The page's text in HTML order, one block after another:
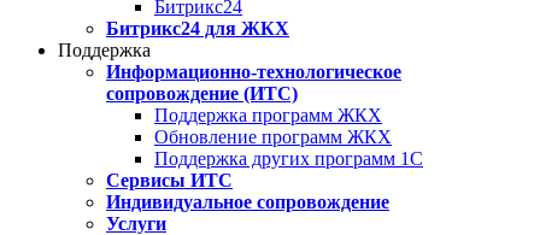
Битрикс24
Битрикс24 для ЖКХ
Поддержка
Информационно-технологическое
сопровождение (ИТС)
Поддержка программ ЖКХ
Обновление программ ЖКХ
Поддержка других программ 1С
Сервисы ИТС
Индивидуальное сопровождение
Услуги